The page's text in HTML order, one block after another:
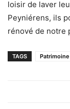
loisir de laver
Peyniérens, ils
rénové de notre
TAGS Patrimoine